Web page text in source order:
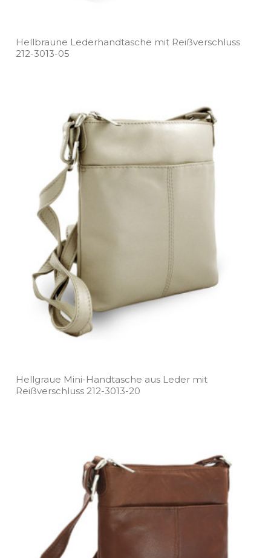
Hellbraune Lederhandtasche mit Reißverschluss
212­-3013­-05
Hellgraue Mini­-Handtasche aus Leder mit
Reißverschluss 212­-3013­-20